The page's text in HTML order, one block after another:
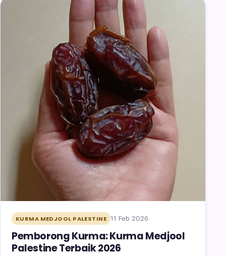
KURMA MEDJOOL PALESTINE 11 Feb 2026
Pemborong Kurma: Kurma Medjool
Palestine Terbaik 2026